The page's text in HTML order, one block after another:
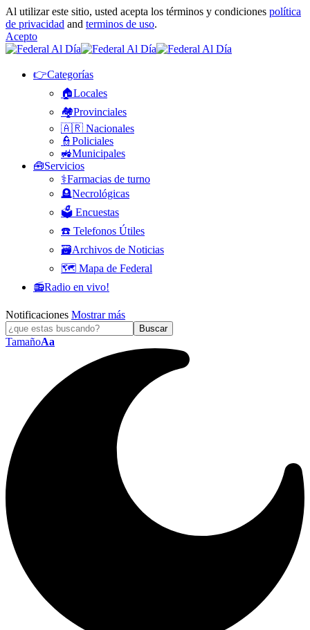
Al utilizar este sitio, usted acepta los términos y condiciones política
de privacidad and terminos de uso.
Acepto
👉Categorías
🏠Locales
🏘️Provinciales
🇦🇷 Nacionales
👮Policiales
🚜Municipales
🧰Servicios
⚕️Farmacias de turno
🪦Necrológicas
🗳️ Encuestas
☎️ Telefonos Útiles
🗃️Archivos de Noticias
🗺️ Mapa de Federal
📻Radio en vivo!
Notificaciones Mostrar más
TamañoAa